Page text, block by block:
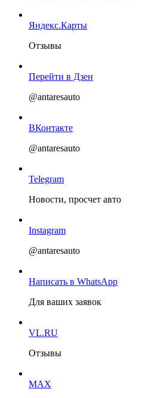
Яндекс.Карты
Отзывы
Перейти в Дзен
@antaresauto
ВКонтакте
@antaresauto
Telegram
Новости, просчет авто
Instagram
@antaresauto
Написать в WhatsApp
Для ваших заявок
VL.RU
Отзывы
MAX